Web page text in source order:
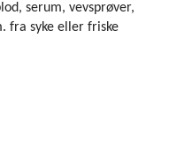
serum, vevsprøver,
fra syke eller friske